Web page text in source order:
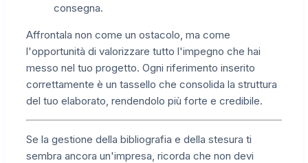
consegna.
Affrontala non come un ostacolo, ma come
l'opportunità di valorizzare tutto l'impegno che hai
messo nel tuo progetto. Ogni riferimento inserito
correttamente è un tassello che consolida la struttura
del tuo elaborato, rendendolo più forte e credibile.
Se la gestione della bibliografia e della stesura ti
sembra ancora un'impresa, ricorda che non devi